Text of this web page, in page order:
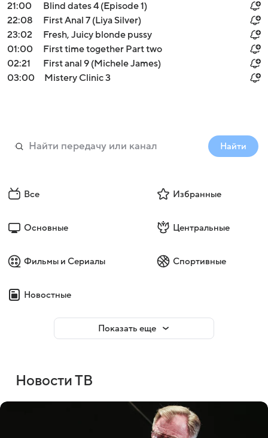
21:00
Blind dates 4 (Episode 1)
22:08
First Anal 7 (Liya Silver)
23:02
Fresh, Juicy blonde pussy
01:00
First time together Part two
02:21
First anal 9 (Michele James)
03:00
Mistery Clinic 3
Найти
Все Избранные
Основные Центральные
Фильмы и Сериалы Спортивные
Новостные
Показать еще
Новости ТВ